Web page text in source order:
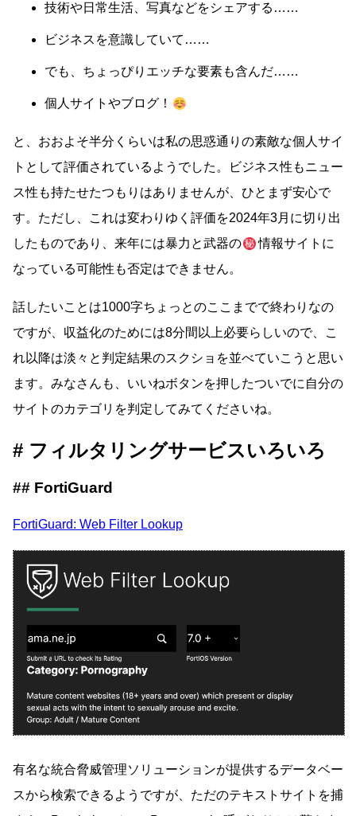
技術や日常生活、写真などをシェアする……
ビジネスを意識していて……
でも、ちょっぴりエッチな要素も含んだ……
個人サイトやブログ！
と、おおよそ半分くらいは私の思惑通りの素敵な個人サイ
トとして評価されているようでした。ビジネス性もニュー
ス性も持たせたつもりはありませんが、ひとまず安心で
す。ただし、これは変わりゆく評価を2024年3月に切り出
したものであり、来年には暴力と武器の
情報サイトに
なっている可能性も否定はできません。
話したいことは1000字ちょっとのここまでで終わりなの
ですが、収益化のためには8分間以上必要らしいので、こ
れ以降は淡々と判定結果のスクショを並べていこうと思い
ます。みなさんも、いいねボタンを押したついでに自分の
サイトのカテゴリを判定してみてくださいね。
フィルタリングサービスいろいろ
FortiGuard
FortiGuard: Web Filter Lookup
有名な統合脅威管理ソリューションが提供するデータベー
スから検索できるようですが、ただのテキストサイトを捕